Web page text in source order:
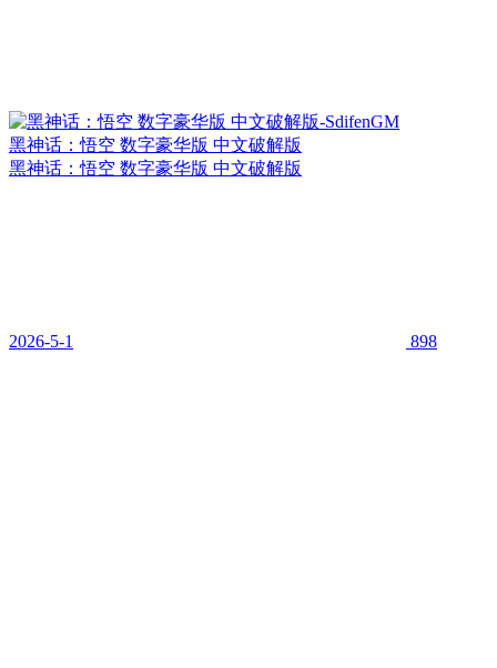
黑神话：悟空 数字豪华版 中文破解版
黑神话：悟空 数字豪华版 中文破解版
2026-5-1 898